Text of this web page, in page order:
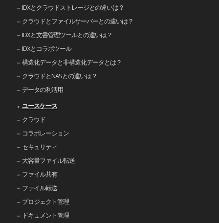
IDXとクラウドストレージとの違いは？
クラウドとファイルサーバーとの違いは？
IDXと文書管理ツールとの違いは？
IDXとコラボツール
構造化データと非構造化データとは？
クラウドとNASとの違いは？
データの利活用
ユースケース
クラウド
コラボレーション
セキュリティ
大容量ファイル転送
ファイル共有
ファイル転送
プロジェクト管理
ドキュメント管理